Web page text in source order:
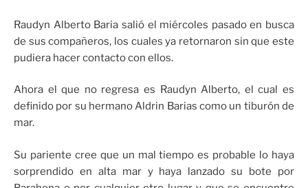
Raudyn Alberto Baria salió el miércoles pasado en busca
de sus compañeros, los cuales ya retornaron sin que este
pudiera hacer contacto con ellos.
Ahora el que no regresa es Raudyn Alberto, el cual es
definido por su hermano Aldrin Barias como un tiburón de
mar.
Su pariente cree que un mal tiempo es probable lo haya
sorprendido en alta mar y haya lanzado su bote por